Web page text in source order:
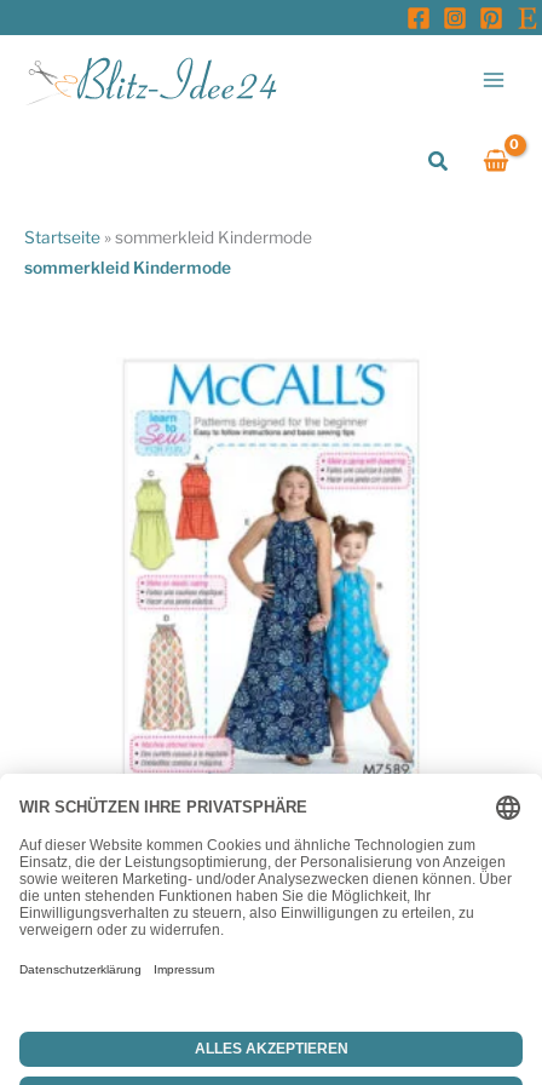
springen
Suchen
Startseite »sommerkleid Kindermode
sommerkleid Kindermode
McCall's
McCalls Schnittmuster M7589 – Kleid – Hängerkleid –
Mädchen
15,50€